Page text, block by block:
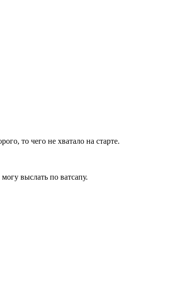
то чего не хватало на старте.
выслать по ватсапу.